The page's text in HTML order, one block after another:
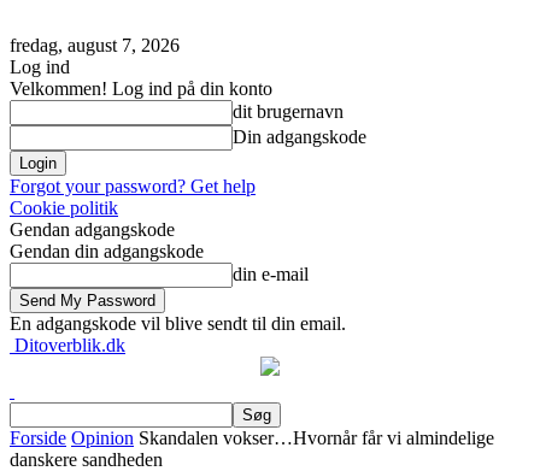
fredag, august 7, 2026
Log ind
Velkommen! Log ind på din konto
dit brugernavn
Din adgangskode
Forgot your password? Get help
Cookie politik
Gendan adgangskode
Gendan din adgangskode
din e-mail
En adgangskode vil blive sendt til din email.
Ditoverblik.dk
Forside Opinion Skandalen vokser…Hvornår får vi almindelige
danskere sandheden